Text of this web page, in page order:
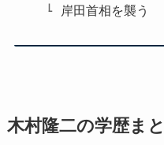
岸田首相を襲う
木村隆二の学歴ま